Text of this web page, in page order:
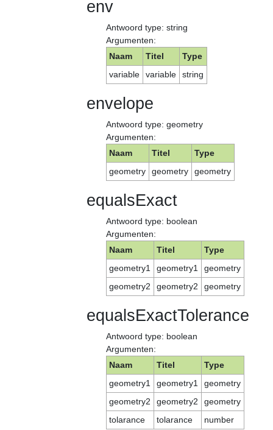
env
Antwoord type: string
Argumenten:
Naam
Titel
Type
variable
variable string
envelope
Antwoord type: geometry
Argumenten:
Naam
Titel
Type
geometry
geometry geometry
equalsExact
Antwoord type: boolean
Argumenten:
Naam
Titel
Type
geometry1
geometry1
geometry
geometry2
geometry2 geometry
equalsExactTolerance
Antwoord type: boolean
Argumenten:
Naam
Titel
Type
geometry1
geometry1
geometry
geometry2
geometry2
geometry
tolarance
tolarance number